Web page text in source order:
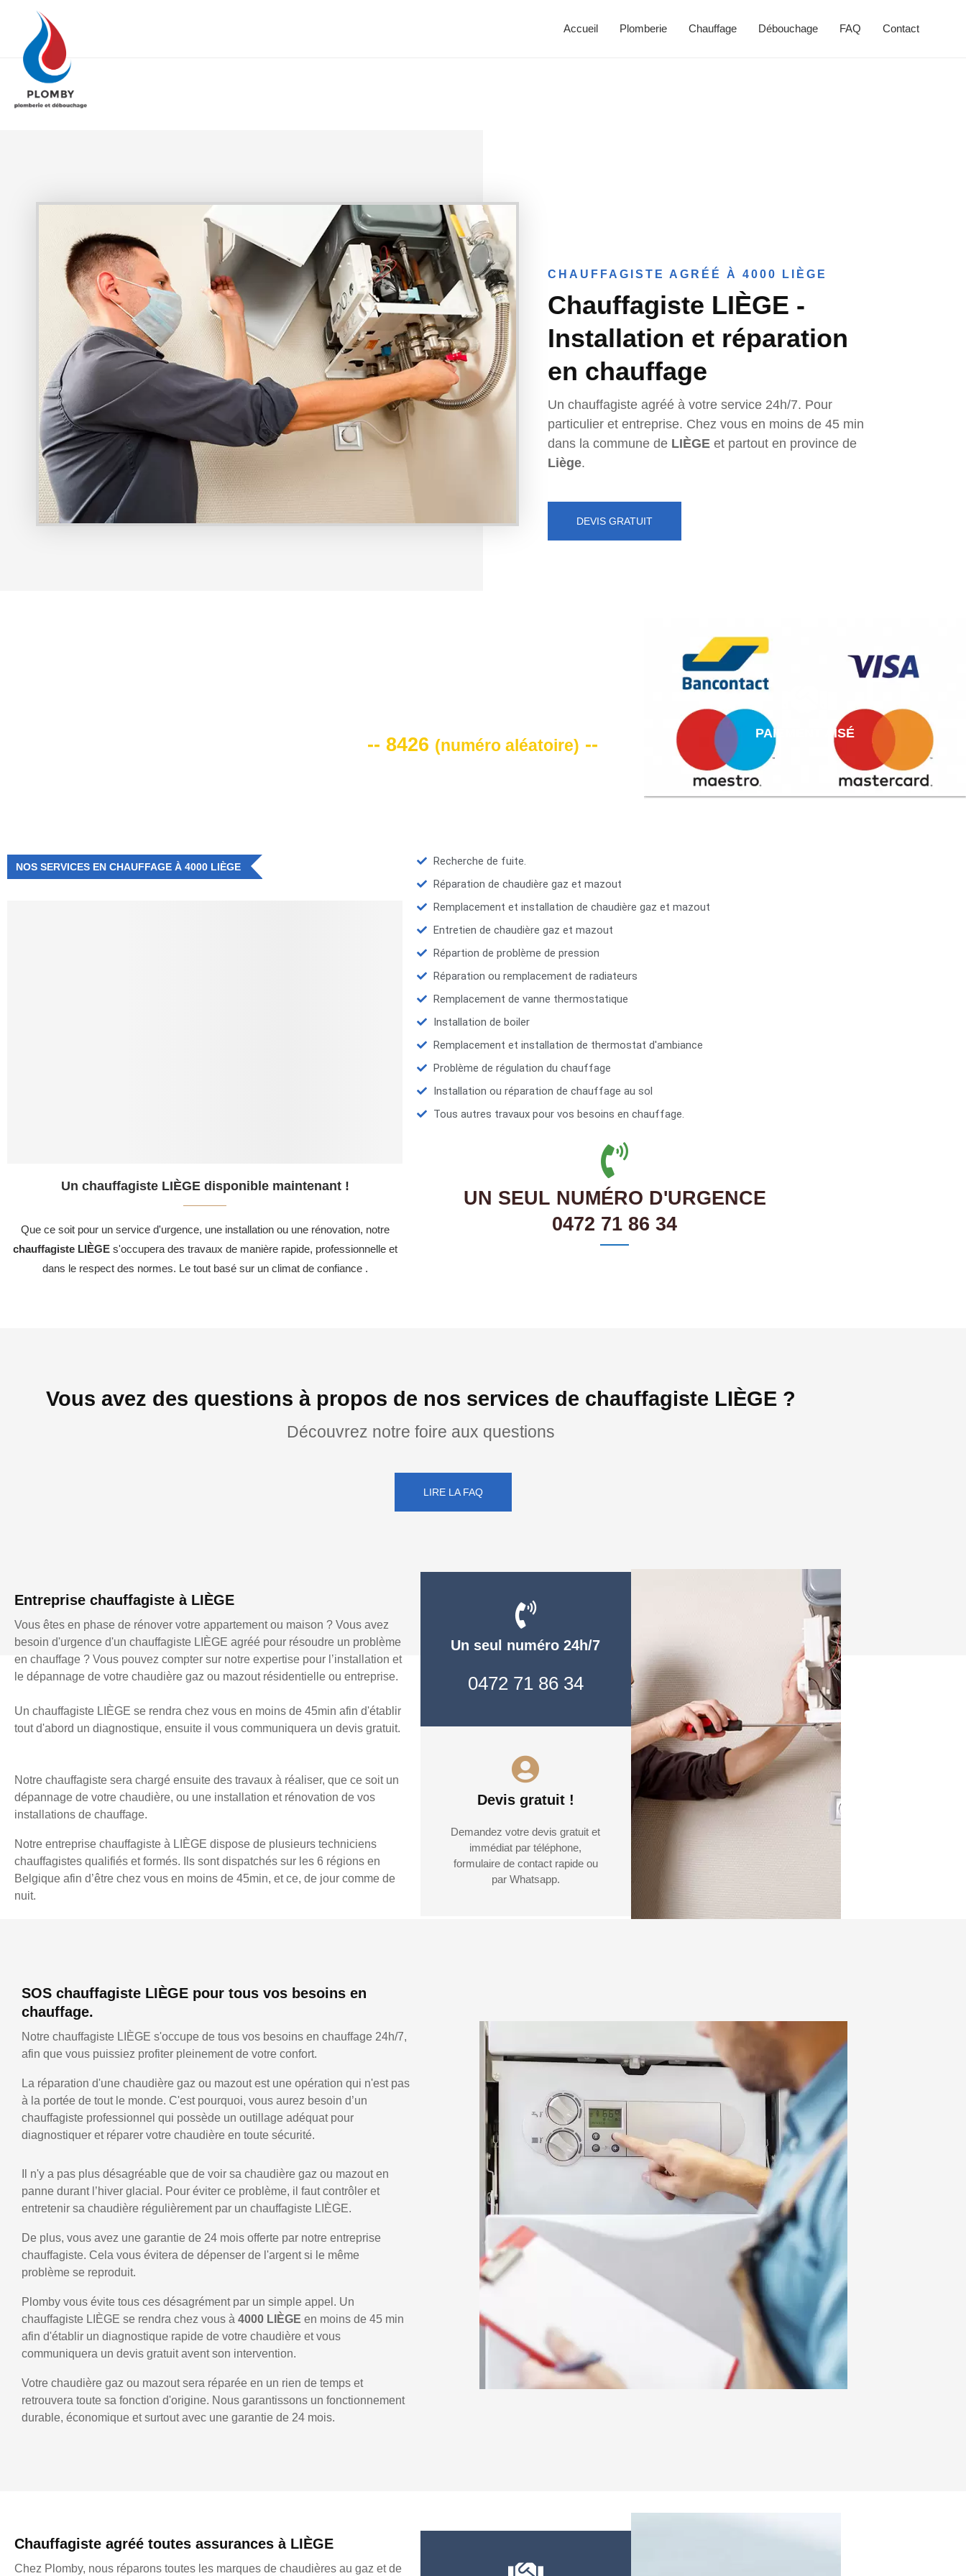
Accueil Plomberie Chauffage Débouchage FAQ Contact
CHAUFFAGISTE AGRÉÉ À 4000 LIÈGE
Chauffagiste LIÈGE -
Installation et réparation
en chauffage
Un chauffagiste agréé à votre service 24h/7. Pour
particulier et entreprise. Chez vous en moins de 45 min
dans la commune de LIÈGE et partout en province de
Liège.
DEVIS GRATUIT
-- 8426 (numéro aléatoire) --
PAIEMENT AISÉ
NOS SERVICES EN CHAUFFAGE À 4000 LIÈGE
Un chauffagiste LIÈGE disponible maintenant !
Que ce soit pour un service d'urgence, une installation ou une rénovation, notre
chauffagiste LIÈGEs'occupera des travaux de manière rapide, professionnelle et
dans le respect des normes. Le tout basé sur un climat de confiance .
Recherche de fuite.
Réparation de chaudière gaz et mazout
Remplacement et installation de chaudière gaz et mazout
Entretien de chaudière gaz et mazout
Répartion de problème de pression
Réparation ou remplacement de radiateurs
Remplacement de vanne thermostatique
Installation de boiler
Remplacement et installation de thermostat d'ambiance
Problème de régulation du chauffage
Installation ou réparation de chauffage au sol
Tous autres travaux pour vos besoins en chauffage.
UN SEUL NUMÉRO D'URGENCE
0472 71 86 34
Vous avez des questions à propos de nos services de chauffagiste LIÈGE ?
Découvrez notre foire aux questions
LIRE LA FAQ
Entreprise chauffagiste à LIÈGE
Vous êtes en phase de rénover votre appartement ou maison ? Vous avez
besoin d'urgence d'un chauffagiste LIÈGE agréé pour résoudre un problème
en chauffage ? Vous pouvez compter sur notre expertise pour l’installation et
le dépannage de votre chaudière gaz ou mazout résidentielle ou entreprise.
Un chauffagiste LIÈGE se rendra chez vous en moins de 45min afin d'établir
tout d'abord un diagnostique, ensuite il vous communiquera un devis gratuit.
Notre chauffagiste sera chargé ensuite des travaux à réaliser, que ce soit un
dépannage de votre chaudière, ou une installation et rénovation de vos
installations de chauffage.
Notre entreprise chauffagiste à LIÈGE dispose de plusieurs techniciens
chauffagistes qualifiés et formés. Ils sont dispatchés sur les 6 régions en
Belgique afin d’être chez vous en moins de 45min, et ce, de jour comme de
nuit.
Un seul numéro 24h/7
0472 71 86 34
Devis gratuit !
Demandez votre devis gratuit et
immédiat par téléphone,
formulaire de contact rapide ou
par Whatsapp.
SOS chauffagiste LIÈGE pour tous vos besoins en
chauffage.
Notre chauffagiste LIÈGE s'occupe de tous vos besoins en chauffage 24h/7,
afin que vous puissiez profiter pleinement de votre confort.
La réparation d'une chaudière gaz ou mazout est une opération qui n'est pas
à la portée de tout le monde. C'est pourquoi, vous aurez besoin d’un
chauffagiste professionnel qui possède un outillage adéquat pour
diagnostiquer et réparer votre chaudière en toute sécurité.
Il n'y a pas plus désagréable que de voir sa chaudière gaz ou mazout en
panne durant l’hiver glacial. Pour éviter ce problème, il faut contrôler et
entretenir sa chaudière régulièrement par un chauffagiste LIÈGE.
De plus, vous avez une garantie de 24 mois offerte par notre entreprise
chauffagiste. Cela vous évitera de dépenser de l'argent si le même
problème se reproduit.
Plomby vous évite tous ces désagrément par un simple appel. Un
chauffagiste LIÈGE se rendra chez vous à 4000 LIÈGE en moins de 45 min
afin d'établir un diagnostique rapide de votre chaudière et vous
communiquera un devis gratuit avent son intervention.
Votre chaudière gaz ou mazout sera réparée en un rien de temps et
retrouvera toute sa fonction d'origine. Nous garantissons un fonctionnement
durable, économique et surtout avec une garantie de 24 mois.
Chauffagiste agréé toutes assurances à LIÈGE
Chez Plomby, nous réparons toutes les marques de chaudières au gaz et de